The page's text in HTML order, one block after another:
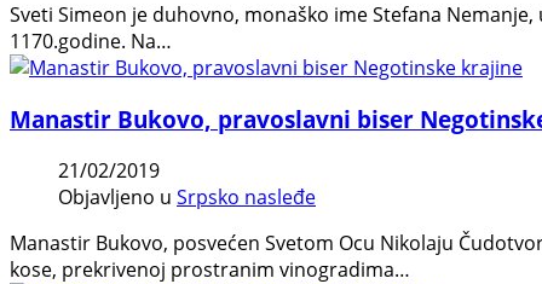
Sveti Simeon je duhovno, monaško ime Stefana
1170.godine. Na…
Manastir Bukovo, pravoslavni biser
21/02/2019
Objavljeno u Srpsko nasleđe
Manastir Bukovo, posvećen Svetom Ocu Nikolaju
kose, prekrivenoj prostranim vinogradima…